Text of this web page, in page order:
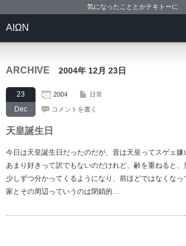
気になったこととかテキトーに
ΑΙΩΝ
ARCHIVE 2004年 12月 23日
23
Dec
2004 日常
コメントを書く
天皇誕生日
今日は天皇誕生日だったのだが、昔は天皇ってスゲェ嫌
あまり好きって訳でもないのだけれど、齢を重ねると、
少しずつ分かってくるようになり、前ほどではなくな
家とその周辺っていうのは閉鎖的…